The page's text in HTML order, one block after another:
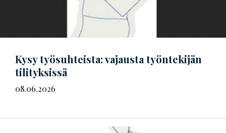
Kysy työsuhteista: vajausta työntekijän
tilityksissä
08.06.2026